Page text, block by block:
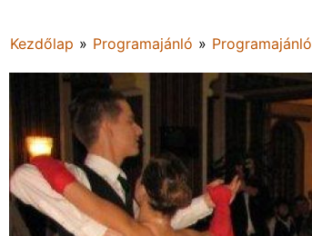
Kezdőlap » Programajánló » Programajánló